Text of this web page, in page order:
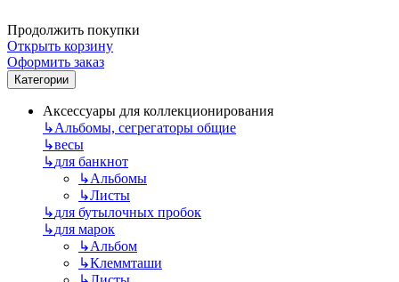
Продолжить покупки
Открыть корзину
Оформить заказ
Категории
Аксессуары для коллекционирования
↳Альбомы, сегрегаторы общие
↳весы
↳для банкнот
↳Альбомы
↳Листы
↳для бутылочных пробок
↳для марок
↳Альбом
↳Клеммташи